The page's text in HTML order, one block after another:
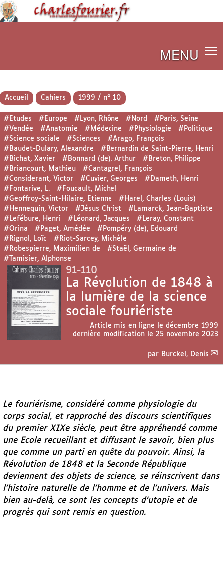
MENU
Accueil Cahiers 1999 / n° 10
#Etudes #Europe #Lyon, Rhône #Nord
#Paris, Seine
#Vendée
#Anatomie #Médecine #Physiologie
#Politique
#Science sociale
#Sciences
#Arago, François
#Baudet-Dulary, Alexandre
#Bernardin de Saint-Pierre, Henri
#Bichat, Xavier
#Bonnard (de), Arthur
#Breton, Philippe
#Briancourt, Mathieu
#Cantagrel, François
#Considerant, Victor
#Cuvier, Georges
#Dameth, Henri
#Fontarive, L.
#Foucault, Michel
#Geoffroy-Saint-Hilaire, Etienne
#Harel, Charles (Louis)
#Hennequin, Victor
#Jésus Christ
#Lamarck, Jean-Baptiste
#Lefébure, Henri
#Léonard, Jacques
#Leray, Constant
#Orina
#Paget, Amédée
#Pompéry (de), Edouard
#Rignol, Loïc
#Riot-Sarcey, Michèle
#Robespierre, Maximilien de
#Staël, Germaine de
#Tamisier, Alphonse
91-110
La Révolution de 1848 à
la lumière de la science
sociale fouriériste
Article mis en ligne le décembre 1999
dernière modification le 25 novembre 2023
par Burckel, Denis
Le fouriérisme, considéré comme physiologie du
corps social, et rapproché des discours scientifiques
du premier XIXe siècle, peut être appréhendé comme
une Ecole recueillant et diffusant le savoir, bien plus
que comme un parti en quête du pouvoir. Ainsi, la
Révolution de 1848 et la Seconde République
deviennent des objets de science, se réinscrivent dans
l’histoire naturelle de l’homme et de l’univers. Mais
bien au-delà, ce sont les concepts d’utopie et de
progrès qui sont remis en question.